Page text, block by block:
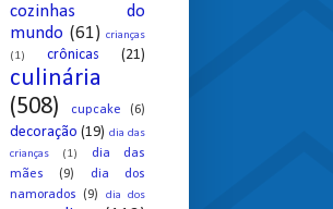
cozinhas do
mundo (61) crianças
(1)
crônicas (21)
culinária
(508)
cupcake (6)
decoração (19) dia das
crianças
(1)
dia das
mães
(9)
dia dos
namorados
(9) dia dos